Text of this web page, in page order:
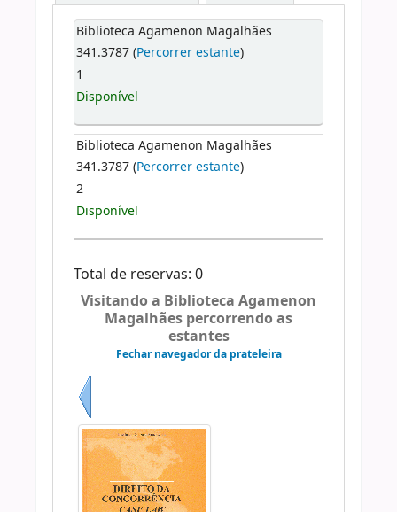
Biblioteca Agamenon Magalhães
341.3787 (Percorrer estante)
1
Disponível
Biblioteca Agamenon Magalhães
341.3787 (Percorrer estante)
2
Disponível
Total de reservas: 0
Visitando a Biblioteca Agamenon
Magalhães percorrendo as
estantes
Fechar navegador da prateleira
Anterior